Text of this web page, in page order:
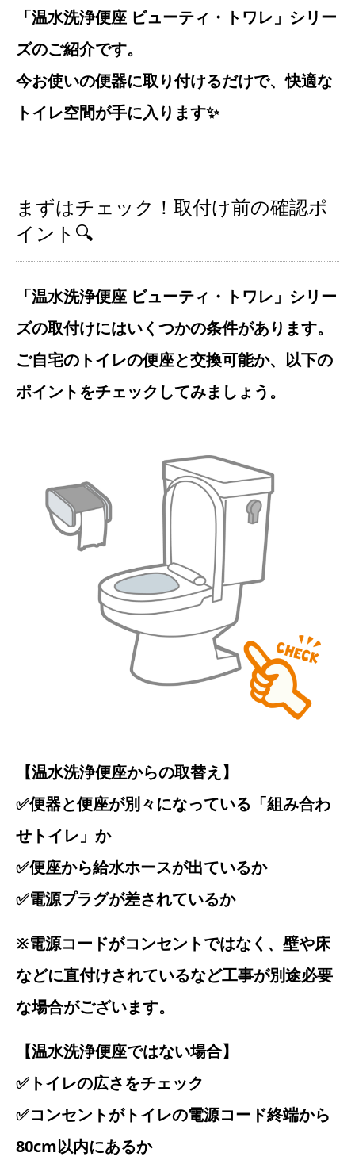
「温水洗浄便座 ビューティ・トワレ」シリー
ズのご紹介です。
今お使いの便器に取り付けるだけで、快適な
トイレ空間が手に入ります✨
まずはチェック！取付け前の確認ポ
イント🔍
「温水洗浄便座 ビューティ・トワレ」シリー
ズの取付けにはいくつかの条件があります。
ご自宅のトイレの便座と交換可能か、以下の
ポイントをチェックしてみましょう。
【温水洗浄便座からの取替え】
✅便器と便座が別々になっている「組み合わ
せトイレ」か
✅便座から給水ホースが出ているか
✅電源プラグが差されているか
※電源コードがコンセントではなく、壁や床
などに直付けされているなど工事が別途必要
な場合がございます。
【温水洗浄便座ではない場合】
✅トイレの広さをチェック
✅コンセントがトイレの電源コード終端から
80cm以内にあるか